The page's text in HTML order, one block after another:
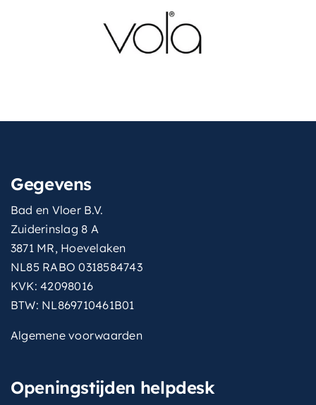
Gegevens
Bad en Vloer B.V.
Zuiderinslag 8 A
3871 MR, Hoevelaken
NL85 RABO 0318584743
KVK: 42098016
BTW: NL869710461B01
Algemene voorwaarden
Openingstijden helpdesk